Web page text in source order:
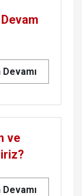
Devamı
ve
Devamı